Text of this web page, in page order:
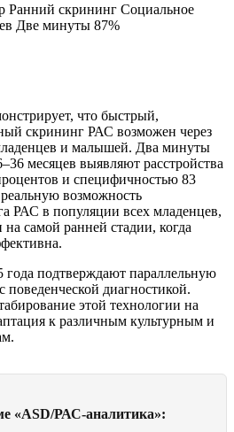
Ранний скрининг Социальное
Две минуты 87%
что быстрый,
скрининг РАС возможен через
и малышей. Два минуты
месяцев выявляют расстройства
и специфичностью 83
возможность
РАС в популяции всех младенцев,
на самой ранней стадии, когда
года подтверждают параллельную
поведенческой диагностикой.
этой технологии на
к различным культурным и
«ASD/РАС-аналитика»: